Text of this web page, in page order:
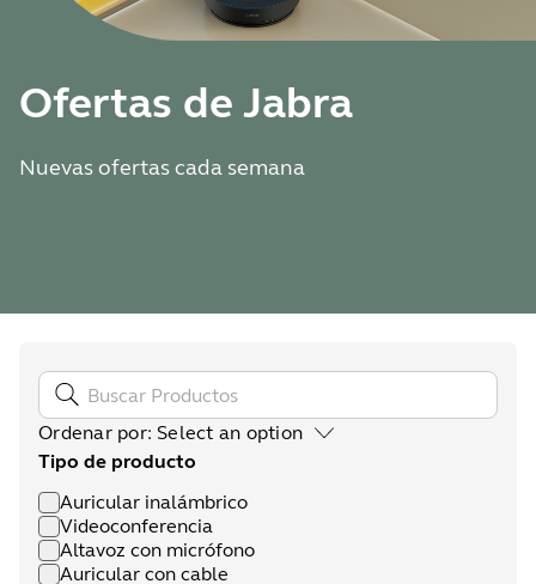
Ofertas de Jabra
Nuevas ofertas cada semana
Ordenar por: Select an option
Tipo de producto
Auricular inalámbrico
Videoconferencia
Altavoz con micrófono
Auricular con cable